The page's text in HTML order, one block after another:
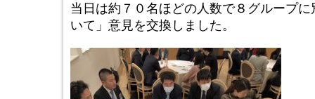
当日は約７０名ほどの人数で８グループ
いて」意見を交換しました。